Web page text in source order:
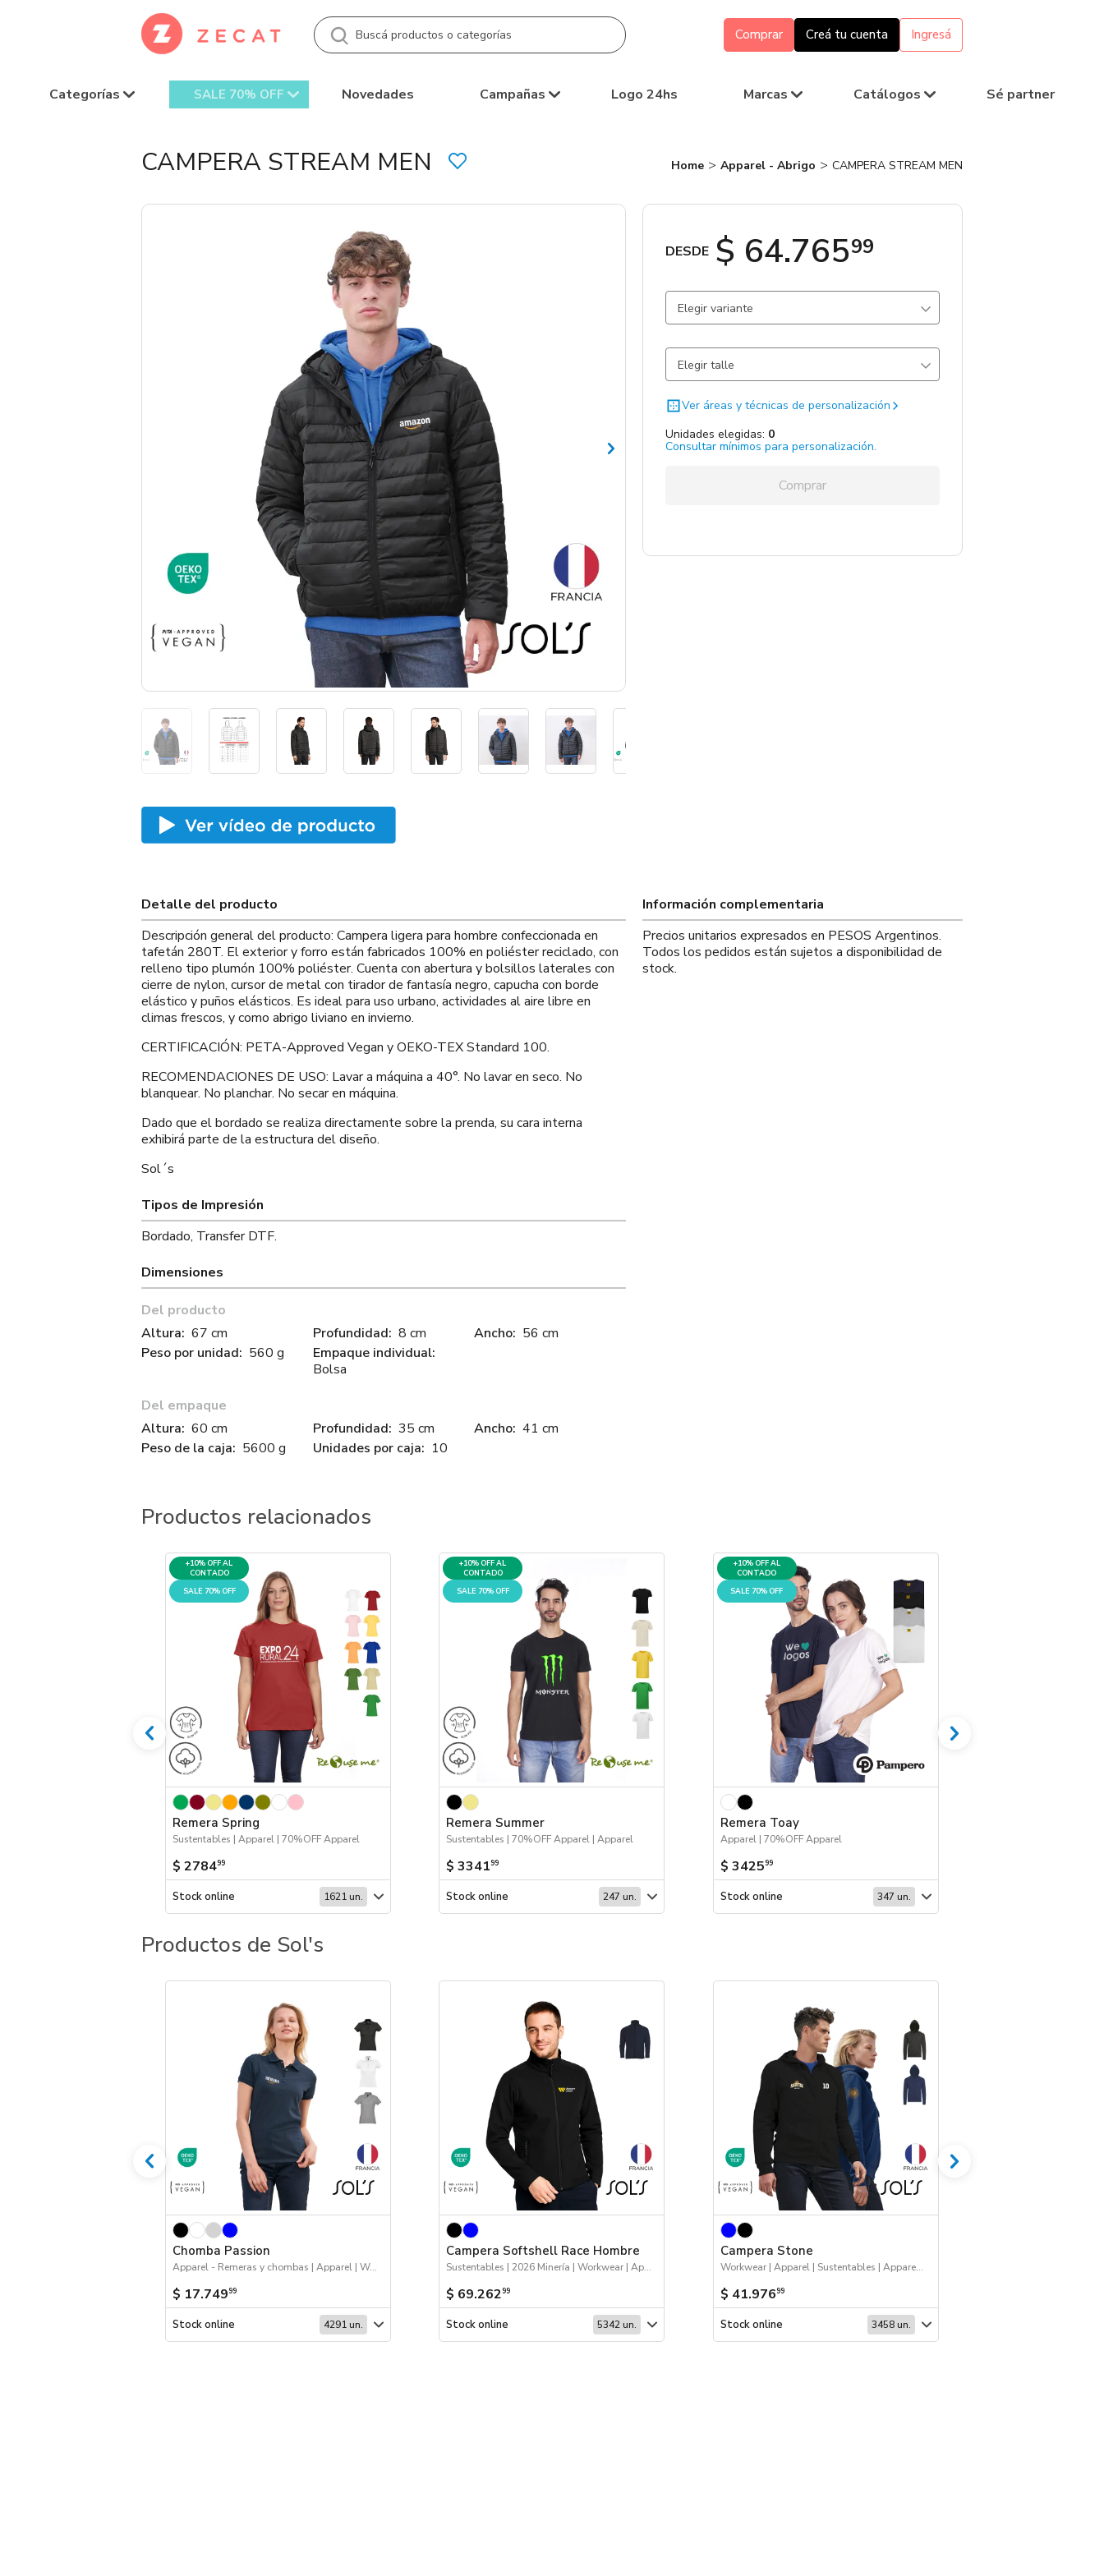
Comprar Creá tu cuenta Ingresá
Categorías SALE 70% OFF Novedades Campañas Logo 24hs Marcas Catálogos Sé partner
CAMPERA STREAM MEN Home Apparel - Abrigo CAMPERA STREAM MEN
DESDE $ 64.76599
Elegir variante
Negro 224 un.
Elegir talle
Total: 0
Agregar unidades
Ver áreas y técnicas de personalización
Unidades elegidas: 0
Consultar mínimos para personalización.
Comprar
Detalle del producto
Descripción general del producto: Campera ligera para hombre confeccionada en
tafetán 280T. El exterior y forro están fabricados 100% en poliéster reciclado, con
relleno tipo plumón 100% poliéster. Cuenta con abertura y bolsillos laterales con
cierre de nylon, cursor de metal con tirador de fantasía negro, capucha con borde
elástico y puños elásticos. Es ideal para uso urbano, actividades al aire libre en
climas frescos, y como abrigo liviano en invierno.
CERTIFICACIÓN: PETA-Approved Vegan y OEKO-TEX Standard 100.
RECOMENDACIONES DE USO: Lavar a máquina a 40°. No lavar en seco. No
blanquear. No planchar. No secar en máquina.
Dado que el bordado se realiza directamente sobre la prenda, su cara interna
exhibirá parte de la estructura del diseño.
Sol´s
Tipos de Impresión
Bordado, Transfer DTF.
Dimensiones
Del producto
Altura: 67 cm
Peso por unidad: 560 g
Profundidad: 8 cm
Empaque individual:
Bolsa
Ancho: 56 cm
Del empaque
Altura: 60 cm
Peso de la caja: 5600 g
Profundidad: 35 cm
Unidades por caja: 10
Ancho: 41 cm
Información complementaria
Precios unitarios expresados en PESOS Argentinos.
Todos los pedidos están sujetos a disponibilidad de
stock.
Productos relacionados
+10% OFF AL
CONTADO
SALE 70% OFF
Remera Spring
Sustentables | Apparel | 70%OFF Apparel
$ 278499
Stock online 1621 un.
+10% OFF AL
CONTADO
SALE 70% OFF
Remera Summer
Sustentables | 70%OFF Apparel | Apparel
$ 334199
Stock online 247 un.
+10% OFF AL
CONTADO
SALE 70% OFF
Remera Toay
Apparel | 70%OFF Apparel
$ 342599
Stock online 347 un.
Productos de Sol's
Chomba Passion
Apparel - Remeras y chombas | Apparel | Workwear | 2026 Minería | Sustentables
$ 17.74999
Stock online 4291 un.
Campera Softshell Race Hombre
Sustentables | 2026 Minería | Workwear | Apparel | Apparel - Abrigo
$ 69.26299
Stock online 5342 un.
Campera Stone
Workwear | Apparel | Sustentables | Apparel - Abrigo
$ 41.97699
Stock online 3458 un.